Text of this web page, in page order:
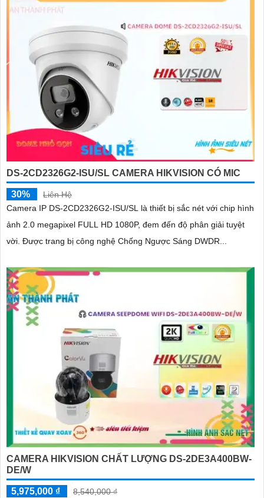
DS-2CD2326G2-ISU/SL CAMERA HIKVISION CÓ MIC
30%
Liên Hệ
Camera IP DS-2CD2326G2-ISU/SL là thiết bị sắc nét với chip hình
ảnh 2.0 megapixel FULL HD 1080P, đem đến độ phân giải tuyệt
vời. Được trang bị công nghệ Chống Ngược Sáng DWDR...
CAMERA HIKVISION CHẤT LƯỢNG DS-2DE3A400BW-
DE/W
5,975,000 ₫
8,540,000 ₫